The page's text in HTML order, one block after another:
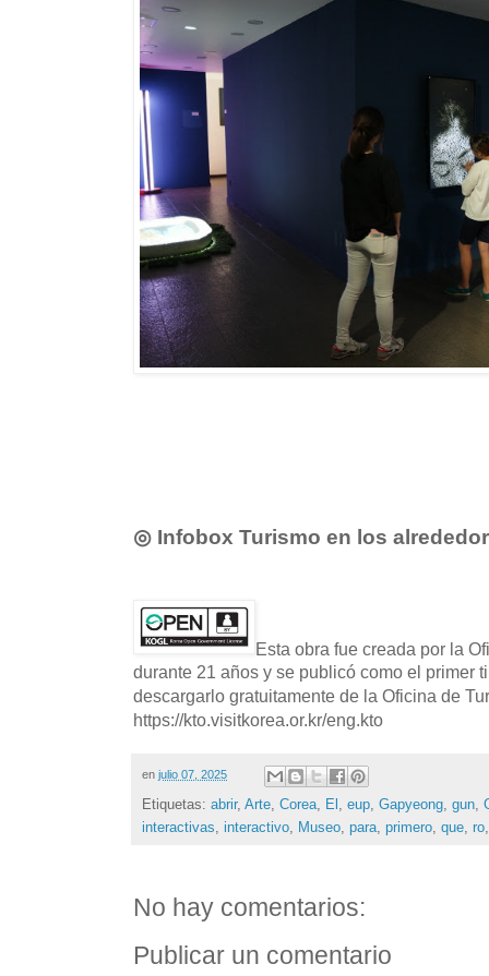
◎ Infobox Turismo en los
Esta obra fue creada por la
durante 21 años y se publicó como el primer
descargarlo gratuitamente de la Oficina de
https://kto.visitkorea.or.kr/eng.kto
en julio 07, 2025
Etiquetas: abrir, Arte Corea El eup Gapyeong gun
interactivas interactivo Museo para primero que ro
No hay comentarios:
Publicar un comentario